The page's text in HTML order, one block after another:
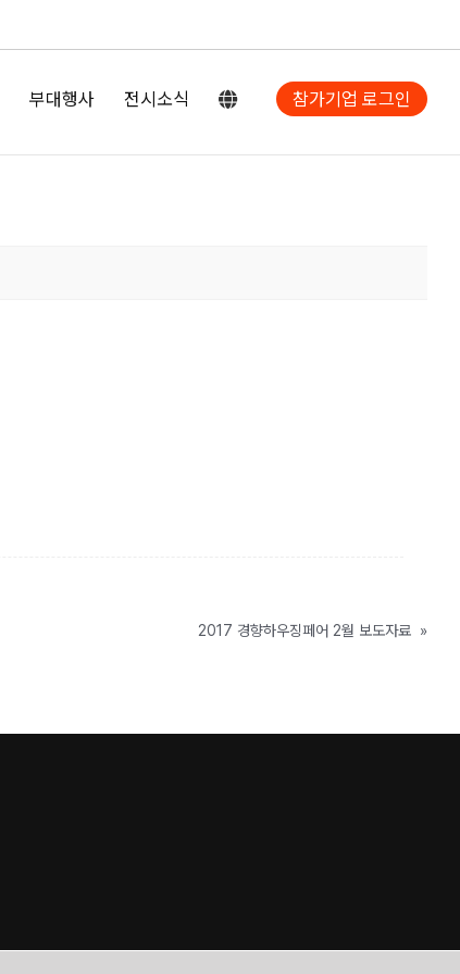
부대행사 전시소식 참가기업 로그인
2017 경향하우징페어 2월 보도자료 »